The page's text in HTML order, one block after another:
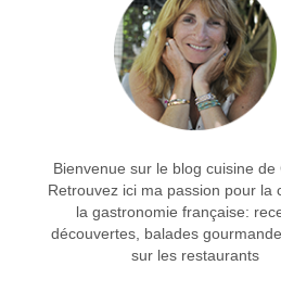
Bienvenue sur le blog cuisine de
Retrouvez ici ma passion pour la
la gastronomie française:
découvertes, balades
sur les restaurants